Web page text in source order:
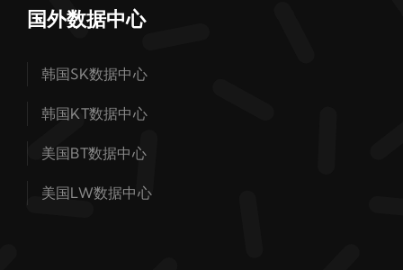
国外数据中心
韩国SK数据中心
韩国KT数据中心
美国BT数据中心
美国LW数据中心